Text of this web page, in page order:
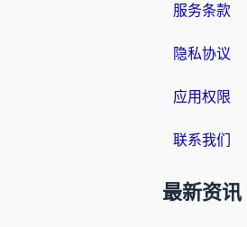
服务条款
隐私协议
应用权限
联系我们
最新资讯